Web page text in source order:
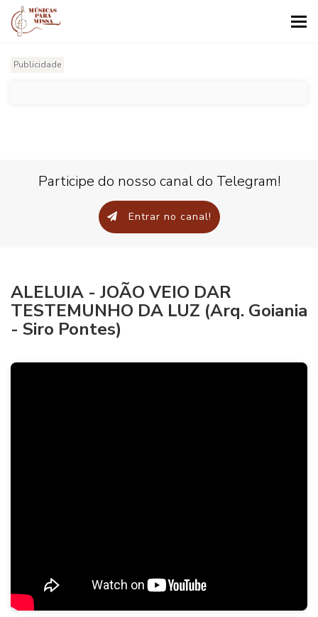
Publicidade
Participe do nosso canal do Telegram!
Entrar no canal!
ALELUIA - JOÃO VEIO DAR
TESTEMUNHO DA LUZ (Arq. Goiania
- Siro Pontes)